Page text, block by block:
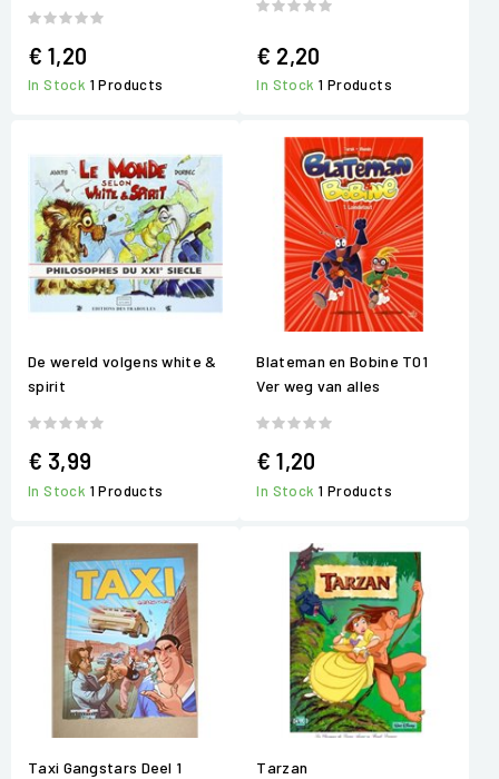
€ 1,20
In Stock 1 Products
€ 2,20
In Stock1 Products
De wereld volgens white &
spirit
€ 3,99
In Stock 1 Products
Blateman en Bobine T01
Ver weg van alles
€ 1,20
In Stock1 Products
Taxi Gangstars Deel 1 Tarzan